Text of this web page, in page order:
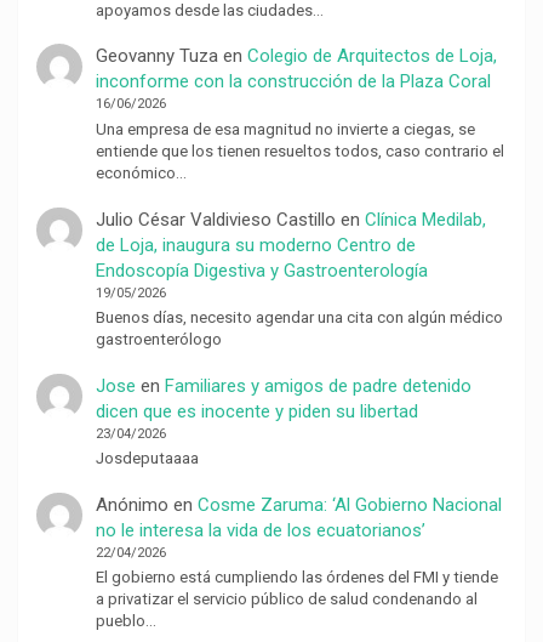
apoyamos desde las ciudades…
Geovanny Tuzaen Colegio de Arquitectos de Loja,
inconforme con la construcción de la Plaza Coral
16/06/2026
Una empresa de esa magnitud no invierte a ciegas, se
entiende que los tienen resueltos todos, caso contrario el
económico…
Julio César Valdivieso Castillo en Clínica Medilab,
de Loja, inaugura su moderno Centro de
Endoscopía Digestiva y Gastroenterología
19/05/2026
Buenos días, necesito agendar una cita con algún médico
gastroenterólogo
Jose en Familiares y amigos de padre detenido
dicen que es inocente y piden su libertad
23/04/2026
Josdeputaaaa
Anónimo en Cosme Zaruma: ‘Al Gobierno Nacional
no le interesa la vida de los ecuatorianos’
22/04/2026
El gobierno está cumpliendo las órdenes del FMI y tiende
a privatizar el servicio público de salud condenando al
pueblo…